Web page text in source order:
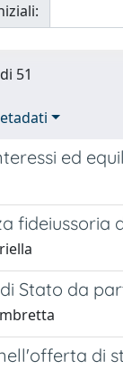
51
ed
fideiussoria
Stato da
di